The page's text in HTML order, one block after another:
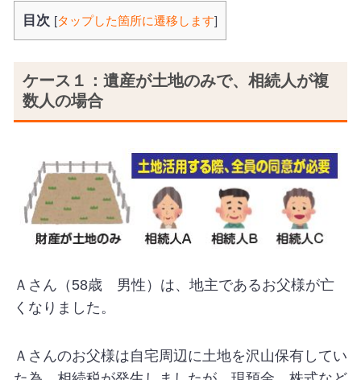
目次 [タップした箇所に遷移します]
ケース１：遺産が土地のみで、相続人が複
数人の場合
Ａさん（58歳 男性）は、地主であるお父様が亡
くなりました。
Ａさんのお父様は自宅周辺に土地を沢山保有してい